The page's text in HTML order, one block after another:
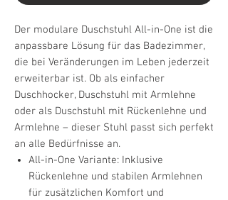
Der modulare Duschstuhl All-in-One ist die
anpassbare Lösung für das Badezimmer,
die bei Veränderungen im Leben jederzeit
erweiterbar ist. Ob als einfacher
Duschhocker, Duschstuhl mit Armlehne
oder als Duschstuhl mit Rückenlehne und
Armlehne – dieser Stuhl passt sich perfekt
an alle Bedürfnisse an.
All-in-One Variante: Inklusive
Rückenlehne und stabilen Armlehnen
für zusätzlichen Komfort und